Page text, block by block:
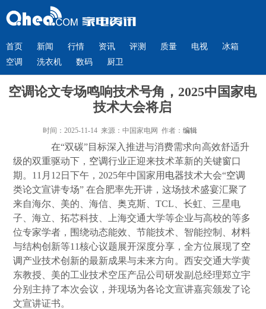
首页 新闻 行情 资讯 评测 质量 电视
冰箱
空调
洗衣机 数码 厨卫
空调论文专场鸣响技术号角，2025中国家电
技术大会将启
时间：2025-11-14 来源：中国家电网 作者： 编辑
在“双碳”目标深入推进与消费需求向高效舒适升
级的双重驱动下， 空调行业正迎来技术革新的关键窗口
期。11月12日下午，2025年中国家用 电器技术大会“空调
类论文宣讲专场” 在合肥率先开讲，这场技术盛宴汇聚了
来自海尔、美的、海信、奥克斯、TCL、长虹、三星电
子、海立、拓芯科技、上海交通大学等企业与高校的等多
位专家学者，围绕动态能效、节能技术、智能控制、材料
与结构创新等11核心议题展开深度分享，全方位展现了空
调产业技术创新的最新成果与未来方向。西安交通大学黄
东教授、美的工业技术空压产品公司研发副总经理郑立宇
分别主持了本次会议，并现场为各论文宣讲嘉宾颁发了论
文宣讲证书。